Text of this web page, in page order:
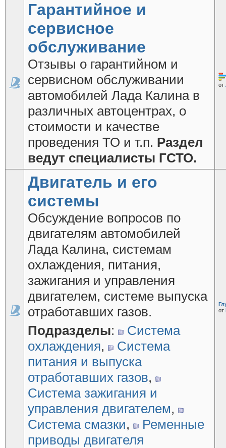
Гарантийное и
сервисное
обслуживание
Отзывы о гарантийном и
сервисном обслуживании
автомобилей Лада Калина в
различных автоцентрах, о
стоимости и качестве
проведения ТО и т.п. Раздел
ведут специалисты ГСТО.
от
Двигатель и его
системы
Обсуждение вопросов по
двигателям автомобилей
Лада Калина, системам
охлаждения, питания,
зажигания и управления
двигателем, системе выпуска
отработавших газов.
Подразделы:
Система
охлаждения,
Система
питания и выпуска
отработавших газов,
Система зажигания и
управления двигателем,
Система смазки,
Ременные
приводы двигателя
от